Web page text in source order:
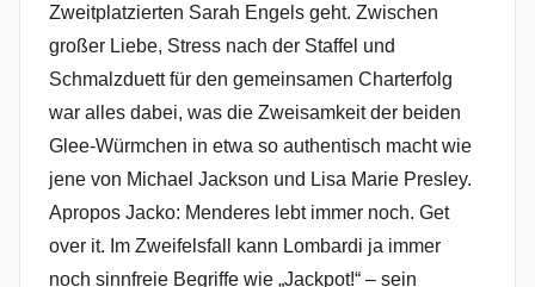
Zweitplatzierten Sarah Engels geht. Zwischen
großer Liebe, Stress nach der Staffel und
Schmalzduett für den gemeinsamen Charterfolg
war alles dabei, was die Zweisamkeit der beiden
Glee-Würmchen in etwa so authentisch macht wie
jene von Michael Jackson und Lisa Marie Presley.
Apropos Jacko: Menderes lebt immer noch. Get
over it. Im Zweifelsfall kann Lombardi ja immer
noch sinnfreie Begriffe wie „Jackpot!“ – sein